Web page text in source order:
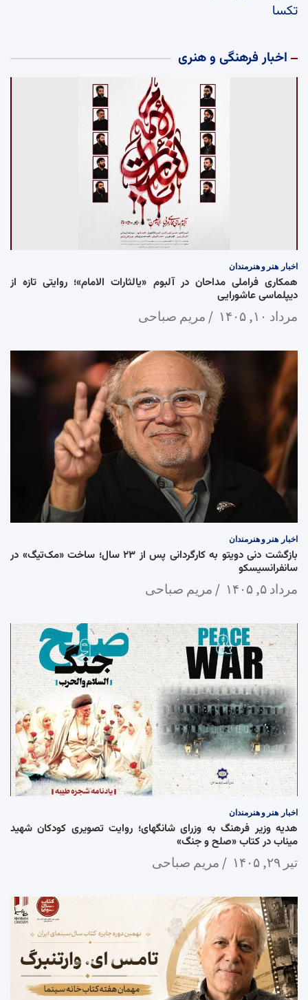
تکسا
اخبار فرهنگی و هنری
اخبار هنر و هنرمندان
همکاری فراملی مداحان در آلبوم «یالثارات الامام»؛ روایتی تازه از
دیپلماسی عاشورایی
مرداد ۱۰, ۱۴۰۵ مریم صباحی
اخبار هنر و هنرمندان
بازگشت دنی دویتو به کارگردانی پس از ۲۳ سال؛ ساخت «مک‌تیگ» در
سانفرانسیسکو
مرداد ۵, ۱۴۰۵ مریم صباحی
اخبار هنر و هنرمندان
هدیه وزیر فرهنگ به وزرای شانگهای؛ روایت تصویری کودکان شهید
میناب در کتاب «صلح و جنگ»
تیر ۲۹, ۱۴۰۵ مریم صباحی